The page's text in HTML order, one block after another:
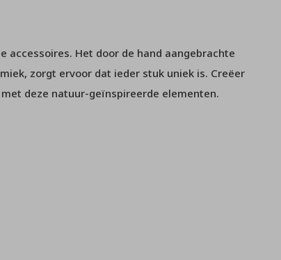
accessoires. Het door de hand aangebrachte
zorgt ervoor dat ieder stuk uniek is. Creëer
deze natuur-geïnspireerde elementen.